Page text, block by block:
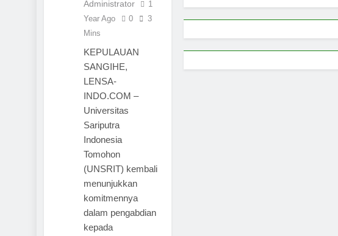
Administrator
1
Year Ago
0
3
Mins
KEPULAUAN
SANGIHE,
LENSA-
INDO.COM –
Universitas
Sariputra
Indonesia
Tomohon
(UNSRIT) kembali
menunjukkan
komitmennya
dalam pengabdian
kepada